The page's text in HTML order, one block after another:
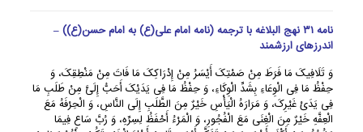
نامه ۳۱ نهج البلاغه با ترجمه (نامه امام علی(ع) به امام حسن(ع)) –
اندرزهای ارزشمند
وَ تَلَافِیکَ مَا فَرَطَ مِنْ صَمْتِکَ أَیْسَرُ مِنْ إِدْرَاکِکَ مَا فَاتَ مِنْ مَنْطِقِکَ، وَ
حِفْظُ مَا فِی الْوِعَاءِ بِشَدِّ الْوِکَاءِ، وَ حِفْظُ مَا فِی یَدَیْکَ أَحَبُّ إِلَیَّ مِنْ طَلَبِ مَا
فِی یَدَیْ غَیْرِکَ، وَ مَرَارَهُ الْیَأْسِ خَیْرٌ مِنَ الطَّلَبِ إِلَى النَّاسِ، وَ الْحِرْفَهُ مَعَ
الْعِفَّهِ خَیْرٌ مِنَ الْغِنَى مَعَ الْفُجُورِ، وَ الْمَرْءُ أَحْفَظُ لِسِرِّهِ، وَ رُبَّ سَاعٍ فِیمَا